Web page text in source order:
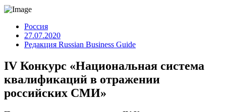
Россия
27.07.2020
Редакция Russian Business Guide
IV Конкурс «Национальная система
квалификаций в отражении
российских СМИ»